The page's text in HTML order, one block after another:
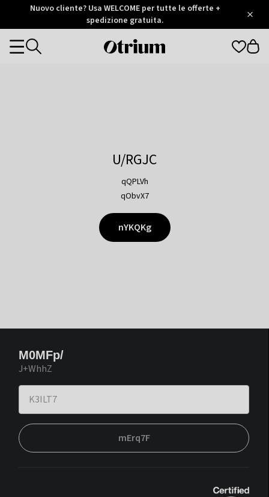
Otrium
Trustpilot
Nuovo cliente? Usa WELCOME per tutte le offerte +
spedizione gratuita.
Otrium
Categories
U/RGJC
qQPLVh
qObvX7
nYKQKg
M0MFp/
J+WhhZ
mErq7F